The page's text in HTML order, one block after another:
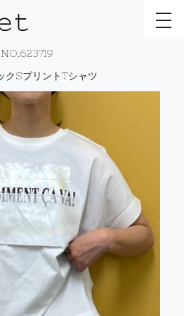
NO.623719
クSプリントTシャツ